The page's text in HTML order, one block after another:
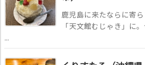
鹿児島に来たならに寄ら
「天文館むじゃき」に
...